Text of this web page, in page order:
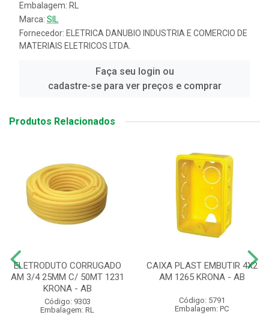
Embalagem: RL
Marca: SIL
Fornecedor: ELETRICA DANUBIO INDUSTRIA E COMERCIO DE
MATERIAIS ELETRICOS LTDA.
Faça seu login ou
cadastre-se para ver preços e comprar
Produtos Relacionados
ELETRODUTO CORRUGADO
AM 3/4 25MM C/ 50MT 1231
KRONA - AB
Código: 9303
Embalagem: RL
CAIXA PLAST EMBUTIR 4X2
AM 1265 KRONA - AB
Código: 5791
Embalagem: PC